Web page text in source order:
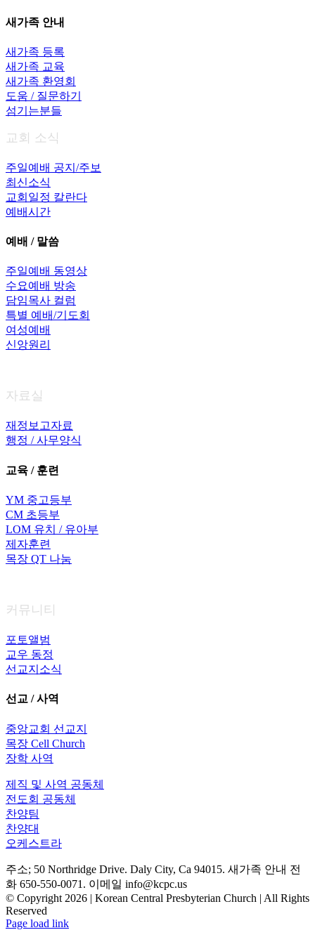
새가족 안내
새가족 등록
새가족 교육
새가족 환영회
도움 / 질문하기
섬기는분들
교회 소식
주일예배 공지/주보
최신소식
교회일정 칼란다
예배시간
예배 / 말씀
주일예배 동영상
수요예배 방송
담임목사 컬럼
특별 예배/기도회
여성예배
신앙원리
자료실
재정보고자료
행정 / 사무양식
교육 / 훈련
YM 중고등부
CM 초등부
LOM 유치 / 유아부
제자훈련
목장 QT 나눔
커뮤니티
포토앨범
교우 동정
선교지소식
선교 / 사역
중앙교회 선교지
목장 Cell Church
장학 사역
제직 및 사역 공동체
전도회 공동체
찬양팀
찬양대
오케스트라
주소; 50 Northridge Drive. Daly City, Ca 94015. 새가족 안내 전
화 650-550-0071. 이메일 info@kcpc.us
© Copyright 2026 | Korean Central Presbyterian Church | All Rights
Reserved
YouTube
Facebook
Instagram
Page load link